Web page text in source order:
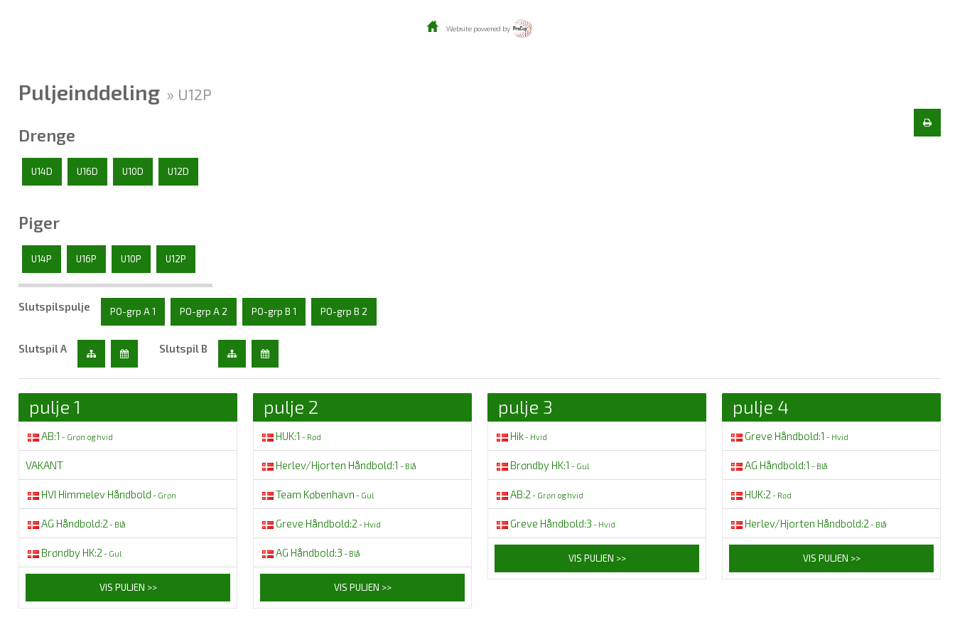
Website powered by
Puljeinddeling » U12P
Drenge
U14D U16D U10D U12D
Piger
U14P U16P U10P U12P
Slutspilspulje PO-grp A 1 PO-grp A 2 PO-grp B 1 PO-grp B 2
Slutspil A Slutspil B
pulje 1
AB:1 - Grøn og hvid
VAKANT
HVI Himmelev Håndbold - Grøn
AG Håndbold:2 - Blå
Brøndby HK:2 - Gul
VIS PULJEN >>
pulje 2
HUK:1 - Rød
Herlev/Hjorten Håndbold:1 - Blå
Team København - Gul
Greve Håndbold:2 - Hvid
AG Håndbold:3 - Blå
VIS PULJEN >>
pulje 3
Hik- Hvid
Brøndby HK:1 - Gul
AB:2 - Grøn og hvid
Greve Håndbold:3 - Hvid
VIS PULJEN >>
pulje 4
Greve Håndbold:1 - Hvid
AG Håndbold:1 - Blå
HUK:2 - Rød
Herlev/Hjorten Håndbold:2 - Blå
VIS PULJEN >>